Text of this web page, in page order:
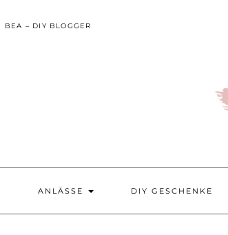
BEA – DIY BLOGGER
ANLÄSSE DIY GESCHENKE